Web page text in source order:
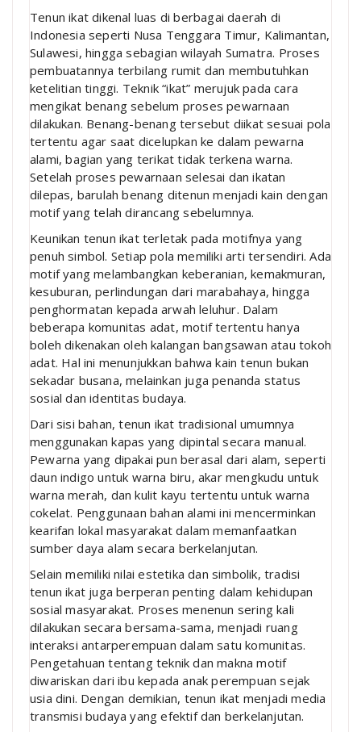
Tenun ikat dikenal luas di berbagai daerah di
Indonesia seperti Nusa Tenggara Timur, Kalimantan,
Sulawesi, hingga sebagian wilayah Sumatra. Proses
pembuatannya terbilang rumit dan membutuhkan
ketelitian tinggi. Teknik “ikat” merujuk pada cara
mengikat benang sebelum proses pewarnaan
dilakukan. Benang-benang tersebut diikat sesuai pola
tertentu agar saat dicelupkan ke dalam pewarna
alami, bagian yang terikat tidak terkena warna.
Setelah proses pewarnaan selesai dan ikatan
dilepas, barulah benang ditenun menjadi kain dengan
motif yang telah dirancang sebelumnya.
Keunikan tenun ikat terletak pada motifnya yang
penuh simbol. Setiap pola memiliki arti tersendiri. Ada
motif yang melambangkan keberanian, kemakmuran,
kesuburan, perlindungan dari marabahaya, hingga
penghormatan kepada arwah leluhur. Dalam
beberapa komunitas adat, motif tertentu hanya
boleh dikenakan oleh kalangan bangsawan atau tokoh
adat. Hal ini menunjukkan bahwa kain tenun bukan
sekadar busana, melainkan juga penanda status
sosial dan identitas budaya.
Dari sisi bahan, tenun ikat tradisional umumnya
menggunakan kapas yang dipintal secara manual.
Pewarna yang dipakai pun berasal dari alam, seperti
daun indigo untuk warna biru, akar mengkudu untuk
warna merah, dan kulit kayu tertentu untuk warna
cokelat. Penggunaan bahan alami ini mencerminkan
kearifan lokal masyarakat dalam memanfaatkan
sumber daya alam secara berkelanjutan.
Selain memiliki nilai estetika dan simbolik, tradisi
tenun ikat juga berperan penting dalam kehidupan
sosial masyarakat. Proses menenun sering kali
dilakukan secara bersama-sama, menjadi ruang
interaksi antarperempuan dalam satu komunitas.
Pengetahuan tentang teknik dan makna motif
diwariskan dari ibu kepada anak perempuan sejak
usia dini. Dengan demikian, tenun ikat menjadi media
transmisi budaya yang efektif dan berkelanjutan.